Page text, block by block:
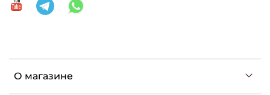
О магазине